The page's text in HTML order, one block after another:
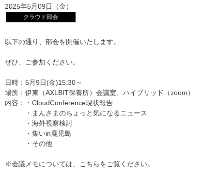
2025年5月09日（金）
クラウド部会
以下の通り、部会を開催いたします。
ぜひ、ご参加ください。
日時：5月9日(金)15:30～
場所：伊東（AXLBIT保養所）会議室、ハイブリッド（zoom）
内容：・CloudConference現状報告
・まんさまのちょっと気になるニュース
・海外視察検討
・集いin鹿児島
・その他
※会議メモについては、 こちらをご覧ください。